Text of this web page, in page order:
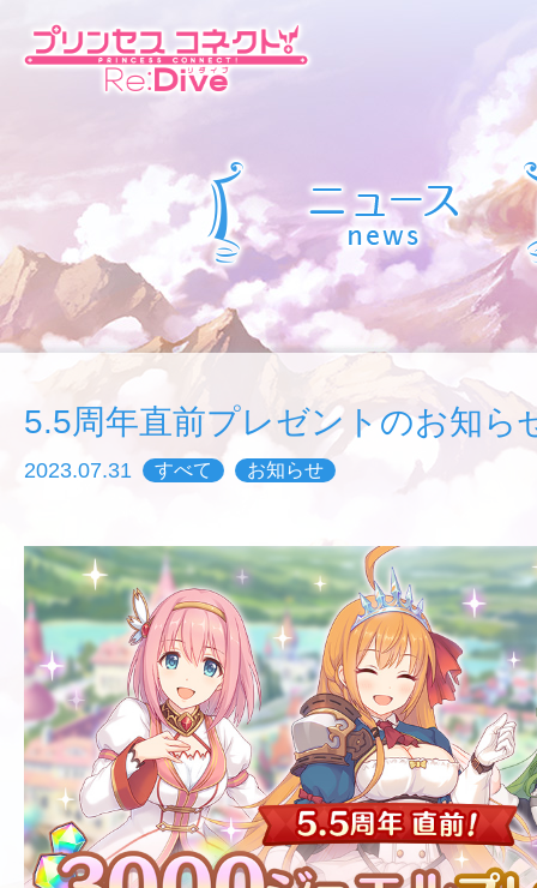
5.5周年直前プレゼントのお知ら
2023.07.31 すべて お知らせ